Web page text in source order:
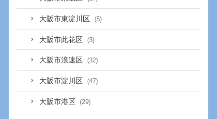
大阪市東淀川区 (5)
大阪市此花区 (3)
大阪市浪速区 (32)
大阪市淀川区 (47)
大阪市港区 (29)